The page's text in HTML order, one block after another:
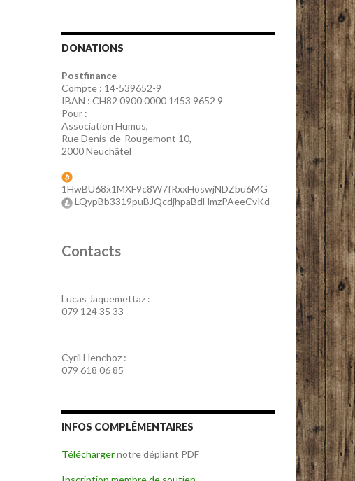
DONATIONS
Postfinance
Compte : 14-539652-9
IBAN : CH82 0900 0000 1453 9652 9
Pour :
Association Humus,
Rue Denis-de-Rougemont 10,
2000 Neuchâtel
1HwBU68x1MXF9c8W7fRxxHoswjNDZbu6MG
LQypBb3319puBJQcdjhpaBdHmzPAeeCvKd
Contacts
Lucas Jaquemettaz :
079 124 35 33
Cyril Henchoz :
079 618 06 85
INFOS COMPLÉMENTAIRES
Téléchargernotre dépliant PDF